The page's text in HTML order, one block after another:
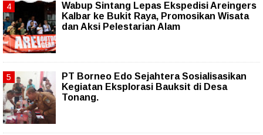
Wabup Sintang Lepas Ekspedisi Areingers
Kalbar ke Bukit Raya, Promosikan Wisata
dan Aksi Pelestarian Alam
PT Borneo Edo Sejahtera Sosialisasikan
Kegiatan Eksplorasi Bauksit di Desa
Tonang.